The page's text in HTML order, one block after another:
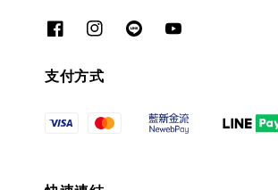
支付方式